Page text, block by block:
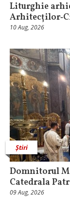
Liturghie
10 Aug, 2026
Știri
Domnitorul
Catedrala
09 Aug, 2026